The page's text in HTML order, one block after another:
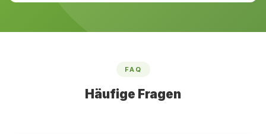
FAQ
Häufige Fragen